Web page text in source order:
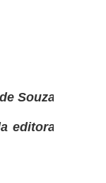
Souza
editora